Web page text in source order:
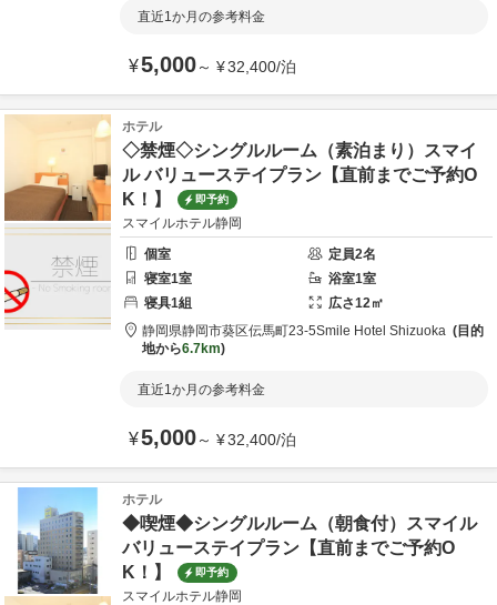
直近1か月の参考料金
¥5,000～ ¥32,400/泊
ホテル
◇禁煙◇シングルルーム（素泊まり）スマイ
ル バリューステイプラン【直前までご予約O
K！】
即予約
スマイルホテル静岡
個室
定員2名
寝室1室 浴室1室
寝具1組 広さ12㎡
静岡県静岡市葵区伝馬町23-5Smile Hotel Shizuoka
目的
地から6.7km
直近1か月の参考料金
¥5,000～ ¥32,400/泊
ホテル
◆喫煙◆シングルルーム（朝食付）スマイル
バリューステイプラン【直前までご予約O
K！】
即予約
スマイルホテル静岡